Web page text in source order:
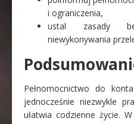
i ograniczenia,
ustal zasady
niewykonywania
Pełnomocnictwo do
jednocześnie niezwykle
ułatwia codzienne życie.